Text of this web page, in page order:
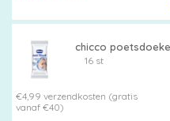
chicco
16 st
€4,99 verzendkosten (gratis
vanaf €40)